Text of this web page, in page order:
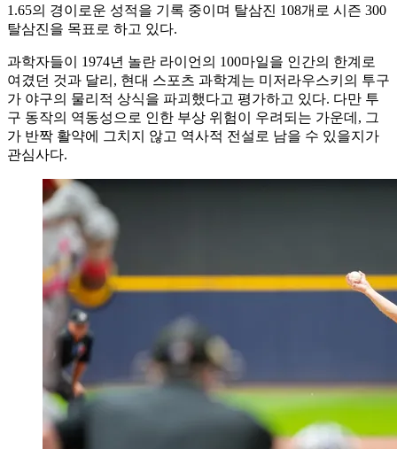
1.65의 경이로운 성적을 기록 중이며 탈삼진 108개로 시즌 300
탈삼진을 목표로 하고 있다.
과학자들이 1974년 놀란 라이언의 100마일을 인간의 한계로
여겼던 것과 달리, 현대 스포츠 과학계는 미저라우스키의 투구
가 야구의 물리적 상식을 파괴했다고 평가하고 있다. 다만 투
구 동작의 역동성으로 인한 부상 위험이 우려되는 가운데, 그
가 반짝 활약에 그치지 않고 역사적 전설로 남을 수 있을지가
관심사다.